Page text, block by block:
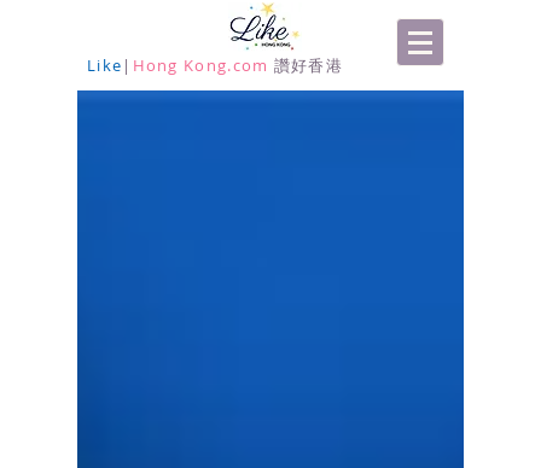
Like | Hong Kong.com 讚好香港